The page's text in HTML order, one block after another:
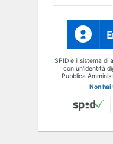
SPID è il sistema di
con un'identità
Pubblica
Non hai